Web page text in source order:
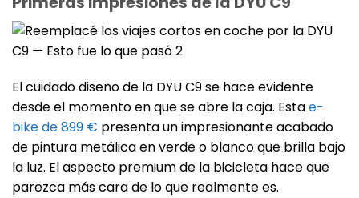
El cuidado diseño de la DYU C9 se hace evidente
desde el momento en que se abre la caja. Estae-
bike de 899 € presenta un impresionante acabado
de pintura metálica en verde o blanco que brilla bajo
la luz. El aspecto premium de la bicicleta hace que
parezca más cara de lo que realmente es.